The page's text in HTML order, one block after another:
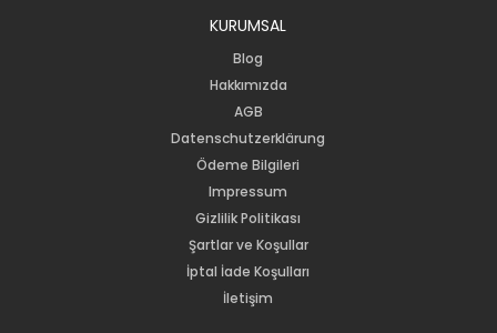
KURUMSAL
Blog
Hakkımızda
AGB
Datenschutzerklärung
Ödeme Bilgileri
Impressum
Gizlilik Politikası
Şartlar ve Koşullar
İptal İade Koşulları
İletişim